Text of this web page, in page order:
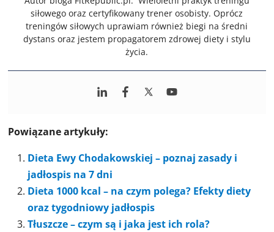
siłowego oraz certyfikowany trener osobisty. Oprócz
treningów siłowych uprawiam również biegi na średni
dystans oraz jestem propagatorem zdrowej diety i stylu
życia.
Powiązane artykuły:
Dieta Ewy Chodakowskiej – poznaj zasady i
jadłospis na 7 dni
Dieta 1000 kcal – na czym polega? Efekty diety
oraz tygodniowy jadłospis
Tłuszcze – czym są i jaka jest ich rola?